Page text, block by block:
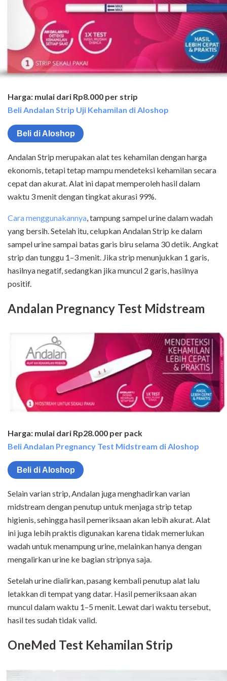
Harga: mulai dari Rp8.000 per strip
Beli Andalan Strip Uji Kehamilan di Aloshop
Beli di Aloshop
Andalan Strip merupakan alat tes kehamilan dengan harga
ekonomis, tetapi tetap mampu mendeteksi kehamilan secara
cepat dan akurat. Alat ini dapat memperoleh hasil dalam
waktu 3 menit dengan tingkat akurasi 99%.
Cara menggunakannya, tampung sampel urine dalam wadah
yang bersih. Setelah itu, celupkan Andalan Strip ke dalam
sampel urine sampai batas garis biru selama 30 detik. Angkat
strip dan tunggu 1–3 menit. Jika strip menunjukkan 1 garis,
hasilnya negatif, sedangkan jika muncul 2 garis, hasilnya
positif.
Andalan Pregnancy Test Midstream
Harga: mulai dari Rp28.000 per pack
Beli Andalan Pregnancy Test Midstream di Aloshop
Beli di Aloshop
Selain varian strip, Andalan juga menghadirkan varian
midstream dengan penutup untuk menjaga strip tetap
higienis, sehingga hasil pemeriksaan akan lebih akurat. Alat
ini juga lebih praktis digunakan karena tidak memerlukan
wadah untuk menampung urine, melainkan hanya dengan
mengalirkan urine ke bagian stripnya saja.
Setelah urine dialirkan, pasang kembali penutup alat lalu
letakkan di tempat yang datar. Hasil pemeriksaan akan
muncul dalam waktu 1–5 menit. Lewat dari waktu tersebut,
hasil tes sudah tidak valid.
OneMed Test Kehamilan Strip